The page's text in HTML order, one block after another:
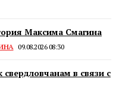
Максима Смагина
09.08.2026 08:30
в связи с